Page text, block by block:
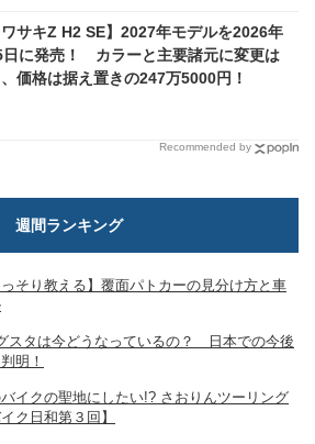
ワサキZ H2 SE】2027年モデルを2026年
日に発売！ カラーと主要諸元に変更は
価格は据え置きの247万5000円！
Recommended by
週間ランキング
っそり教える】覆面パトカーの見分け方と車
スタは今どうなっているの？ 日本での今後
明！
イクの聖地にしたい!? さおりんツーリング
ク日和第３回】